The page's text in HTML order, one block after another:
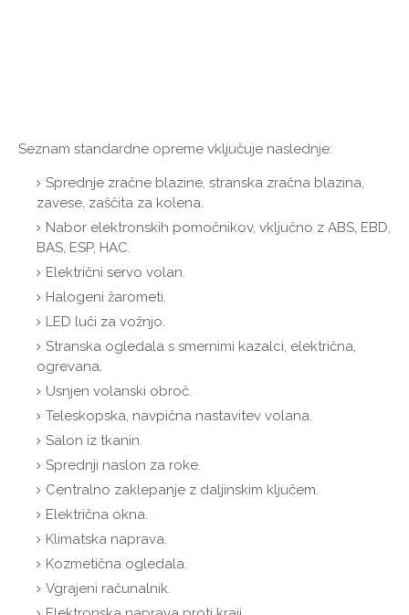
Seznam standardne opreme vključuje naslednje:
Sprednje zračne blazine, stranska zračna blazina,
zavese, zaščita za kolena.
Nabor elektronskih pomočnikov, vključno z ABS, EBD,
BAS, ESP, HAC.
Električni servo volan.
Halogeni žarometi.
LED luči za vožnjo.
Stranska ogledala s smernimi kazalci, električna,
ogrevana.
Usnjen volanski obroč.
Teleskopska, navpična nastavitev volana.
Salon iz tkanin.
Sprednji naslon za roke.
Centralno zaklepanje z daljinskim ključem.
Električna okna.
Klimatska naprava.
Kozmetična ogledala.
Vgrajeni računalnik.